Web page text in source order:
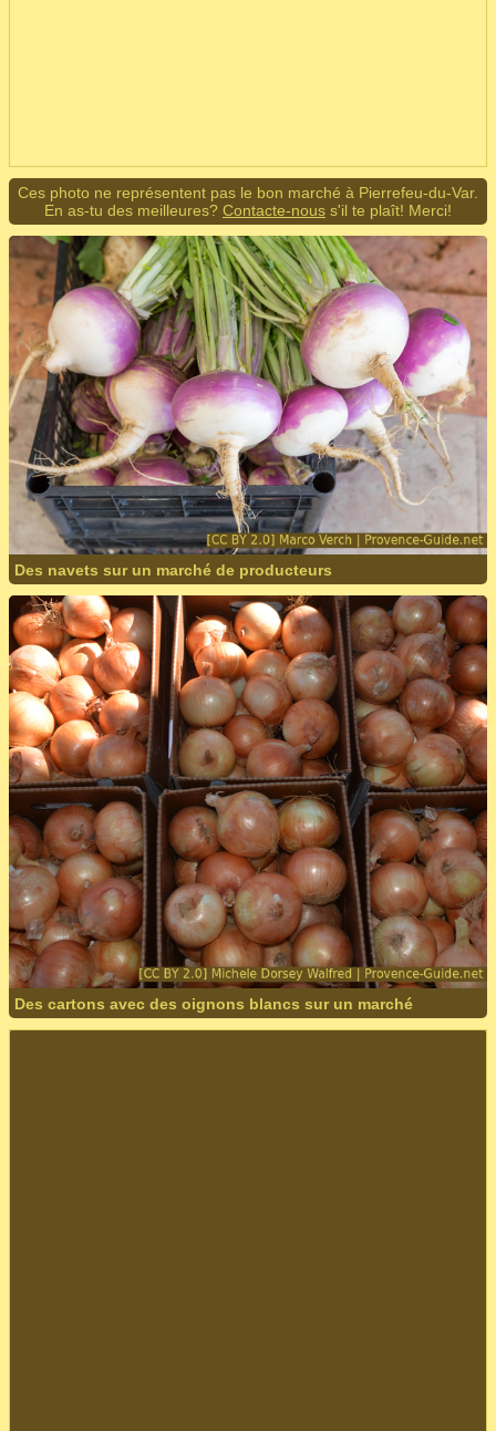
Ces photo ne représentent pas le bon marché à Pierrefeu-du-Var.
En as-tu des meilleures? Contacte-nous s'il te plaît! Merci!
Des navets sur un marché de producteurs
Des cartons avec des oignons blancs sur un marché